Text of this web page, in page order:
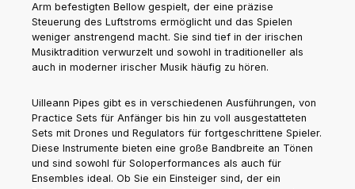
Arm befestigten Bellow gespielt, der eine präzise
Steuerung des Luftstroms ermöglicht und das Spielen
weniger anstrengend macht. Sie sind tief in der irischen
Musiktradition verwurzelt und sowohl in traditioneller als
auch in moderner irischer Musik häufig zu hören.
Uilleann Pipes gibt es in verschiedenen Ausführungen, von
Practice Sets für Anfänger bis hin zu voll ausgestatteten
Sets mit Drones und Regulators für fortgeschrittene Spieler.
Diese Instrumente bieten eine große Bandbreite an Tönen
und sind sowohl für Soloperformances als auch für
Ensembles ideal. Ob Sie ein Einsteiger sind, der ein